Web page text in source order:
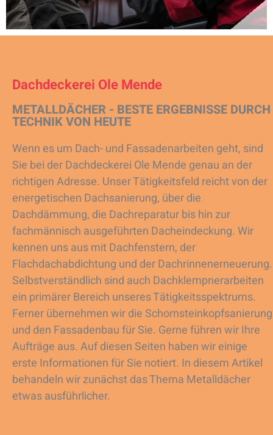
Dachdeckerei Ole Mende
METALLDÄCHER - BESTE ERGEBNISSE DURCH
TECHNIK VON HEUTE
Wenn es um Dach- und Fassadenarbeiten geht, sind
Sie bei der Dachdeckerei Ole Mende genau an der
richtigen Adresse. Unser Tätigkeitsfeld reicht von der
energetischen Dachsanierung, über die
Dachdämmung, die Dachreparatur bis hin zur
fachmännisch ausgeführten Dacheindeckung. Wir
kennen uns aus mit Dachfenstern, der
Flachdachabdichtung und der Dachrinnenerneuerung.
Selbstverständlich sind auch Dachklempnerarbeiten
ein primärer Bereich unseres Tätigkeitsspektrums.
Ferner übernehmen wir die Schornsteinkopfsanierung
und den Fassadenbau für Sie. Gerne führen wir Ihre
Aufträge aus. Auf diesen Seiten haben wir einige
erste Informationen für Sie notiert. In diesem Artikel
behandeln wir zunächst das Thema Metalldächer
etwas ausführlicher.